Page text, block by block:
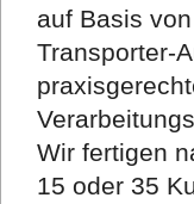
auf Basis
Transporter-
Wir fertigen
15 oder 35